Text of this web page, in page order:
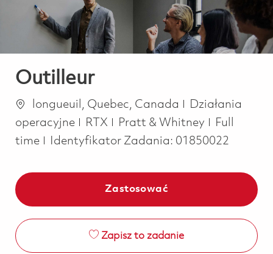
Outilleur
Lokalizacja
longueuil, Quebec, Canada Kategoria
Działania
operacyjne
RTX Pratt & Whitney Job Type
Full
time
Identyfikator Zadania: 01850022
Zastosować
Zapisz to zadanie